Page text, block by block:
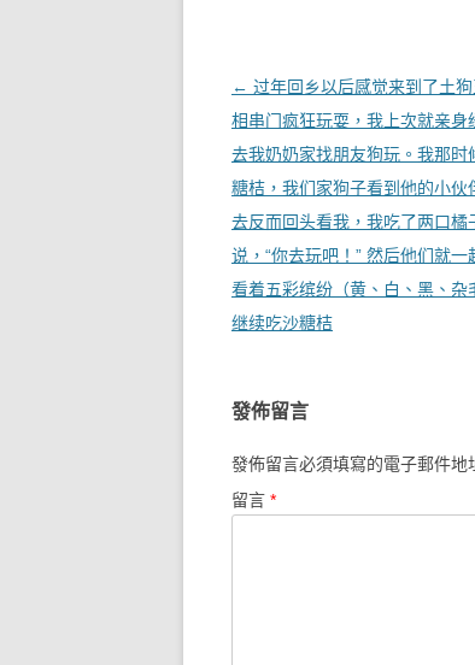
文章導覽
← 过年回乡以后感觉来到了土
相串门疯狂玩耍，我上次就亲身
去我奶奶家找朋友狗玩。我那时
糖桔，我们家狗子看到他的小伙
去反而回头看我，我吃了两口橘
说，“你去玩吧！” 然后他们就
看着五彩缤纷（黄、白、黑、杂
继续吃沙糖桔
發佈留言
發佈留言必須填寫的電子郵件地
留言 *